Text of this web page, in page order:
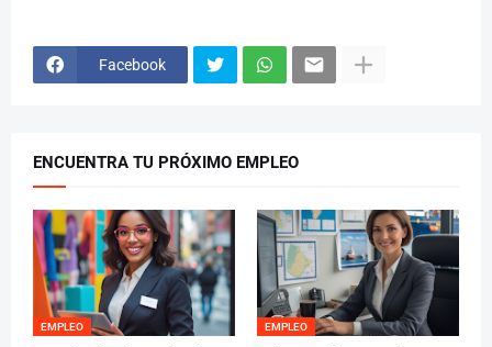
Facebook
ENCUENTRA TU PRÓXIMO EMPLEO
EMPLEO EMPLEO